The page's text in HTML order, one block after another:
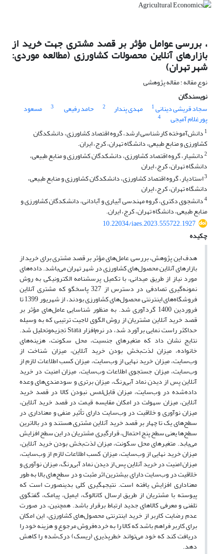
، بررسی عوامل مؤثر بر قصد مشتری جهت خرید از
بازارهای آنلاین محصولات کشاورزی (مطالعه موردی:
شهر تهران)
نوع مقاله : مقاله پژوهشی
نویسندگان
سجاد قریشی دینانی1 مهدی پندار 2 حامد رفیعی 3 مسعود
پورغلام آمیجی
4
1 دانش‌آموخته کارشناسی ارشد، گروه اقتصاد کشاورزی، دانشکدگان
کشاورزی و منابع طبیعی، دانشگاه تهران، کرج، ایران.
2دانشیار، گروه اقتصاد کشاورزی، دانشکدگان کشاورزی و منابع طبیعی،
دانشگاه تهران، کرج، ایران
3استادیار، گروه اقتصاد کشاورزی، دانشکدگان کشاورزی و منابع طبیعی،
دانشگاه تهران، کرج، ایران
4دانشجوی دکتری، گروه مهندسی آبیاری و آبادانی، دانشکدگان کشاورزی و
منابع طبیعی، دانشگاه تهران، کرج، ایران.
10.22034/iaes.2023.555722.1927
چکیده
هدف این پژوهش، بررسی عامل‌های مؤثر بر قصد مشتری برای خرید از
بازارهای آنلاین محصول‌های کشاورزی در شهر تهران می‌باشد. داده‌های
مورد نیاز از طریق میدانی، با تکمیل پرسشنامه الکترونیکی به روش
نمونه‌گیری تصادفی در دسترس از 327 پاسخگو که مشتری آنلاین
فروشگاه‌های اینترنتی محصول‌های کشاورزی بودند، از شهریور 1399 تا
فروردین 1400 گرد‌آوری شد. به منظور شناسایی عامل‌های مؤثر بر
قصد خرید آنلاین مشتریان از روش الگوی لاجیت ترتیبی که به وسیله
حداکثر راست نمایی برآورد شد، در نرم‌افزار Stata تجزیه‌وتحلیل شد.
نتایج نشان داد که متغیرهای جنسیت، محل سکونت، هزینه‌های
خانواده، میزان لذت‌بخش بودن خرید آنلاین، میزان شناخت از
وب‌سایت، میزان خرید نهایی از وب‌سایت، میزان کسب اطلاعات لازم از
وب‌سایت، میزان جستجوی اطلاعات وب‌سایت، میزان امنیت در خرید
آنلاین پس از دیدن نماد آبی‌رنگ، میزان برتری و سودمندی‌های وعده
داده‌شده در وب‌سایت، میزان قابل‌لمس نبودن کالا در قصد خرید
آنلاین، میزان سهولت در امکان مقایسه قیمت در قصد خرید آنلاین،
میزان نوآوری و خلاقیت در وب‌سایت دارای تأثیر منفی و معناداری در
سطح‌های یک تا چهار بر قصد خرید آنلاین مشتری هستند و در بالاترین
سطح‌ها یعنی سطح پنج احتمال، قرارگیری مشتریان در این سطح افزایش
می‌یابد. متغیرهای محل سکونت، میزان لذت‌بخش بودن خرید آنلاین،
میزان خرید نهایی از وب‌سایت، میزان کسب اطلاعات لازم از وب‌سایت،
میزان امنیت در خرید آنلاین پس از دیدن نماد آبی‌رنگ، میزان نوآوری و
خلاقیت در وب‌سایت دارای بیشترین اثر مثبت و در سطح‌های بالا به طور
معناداری افزایش یافته است. نتیجه­گیری کلی بدین­صورت است که
پیوسته با مشتریان از طریق ارسال کاتالوگ، ایمیل، پیامک، گفتگوی
تلفنی و معرفی کالاهای جدید ارتباط برقرار باشد. همچنین، در صورت
عدم رضایت کاربر از خرید اینترنتی محصول‌های کشاورزی، این امکان
برای کاربر فراهم باشد که کالا را به خرده‌فروش مرجوع و هزینه خود را
دریافت کند که خود می‌تواند خطرپذیری (ریسک) درک‌شده را کاهش
دهد.